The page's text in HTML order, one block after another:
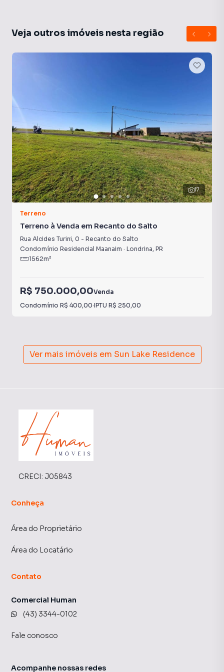
Veja outros imóveis nesta região
17
Terreno
Terreno à Venda em Recanto do Salto
Rua Alcides Turini, 0 - Recanto do Salto
Condomínio Residencial Maanaim · Londrina, PR
1562m²
R$ 750.000,00Venda
Condomínio R$ 400,00·IPTU R$ 250,00
Ver mais imóveis em Sun Lake Residence
CRECI: J05843
Conheça
Área do Proprietário
Área do Locatário
Contato
Comercial Human
(43) 3344-0102
Fale conosco
Acompanhe nossas redes